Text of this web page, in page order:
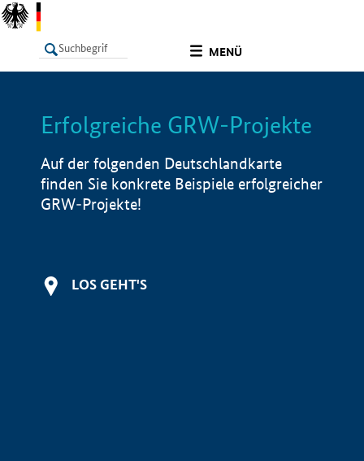
MENÜ
LISTE Info
Erfolgreiche GRW-Projekte
Auf der folgenden Deutschlandkarte
finden Sie konkrete Beispiele erfolgreicher
GRW-Projekte!
LOS GEHT'S